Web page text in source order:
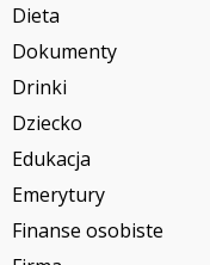
Dieta
Dokumenty
Drinki
Dziecko
Edukacja
Emerytury
Finanse osobiste